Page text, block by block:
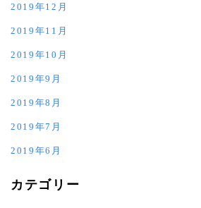
2019年12月
2019年11月
2019年10月
2019年9月
2019年8月
2019年7月
2019年6月
カテゴリー